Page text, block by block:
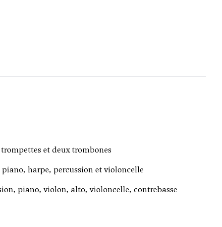
et deux trombones
harpe, percussion et violoncelle
piano, violon, alto, violoncelle, contrebasse